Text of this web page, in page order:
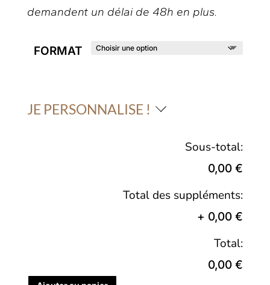
demandent un délai de 48h en plus.
FORMAT
JE PERSONNALISE !
Sous-total:
0,00 €
Total des suppléments:
+ 0,00 €
Total:
0,00 €